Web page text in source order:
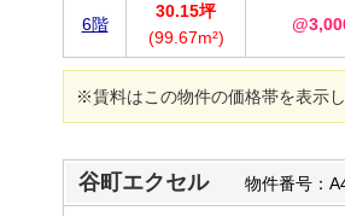
6階
30.15坪
(99.67m²)
※賃料はこの物件の価格帯を表示
谷町エクセル 物件番号：